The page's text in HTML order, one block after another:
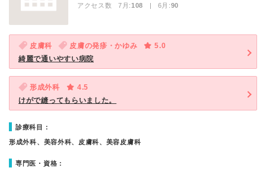
アクセス数 7月:108 | 6月:90
皮膚科 皮膚の発疹・かゆみ
5.0
綺麗で通いやすい病院
形成外科
4.5
けがで縫ってもらいました。
診療科目：
形成外科、美容外科、皮膚科、美容皮膚科
専門医・資格：